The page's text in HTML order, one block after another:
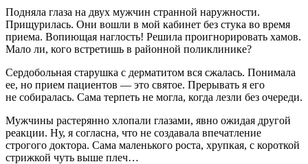
Подняла глаза на двух мужчин странной наружности.
Прищурилась. Они вошли в мой кабинет без стука во время
приема. Вопиющая наглость! Решила проигнорировать хамов.
Мало ли, кого встретишь в районной поликлинике?
Сердобольная старушка с дерматитом вся сжалась. Понимала
ее, но прием пациентов — это святое. Прерывать я его
не собиралась. Сама терпеть не могла, когда лезли без очереди.
Мужчины растерянно хлопали глазами, явно ожидая другой
реакции. Ну, я согласна, что не создавала впечатление
строгого доктора. Сама маленького роста, хрупкая, с короткой
стрижкой чуть выше плеч…